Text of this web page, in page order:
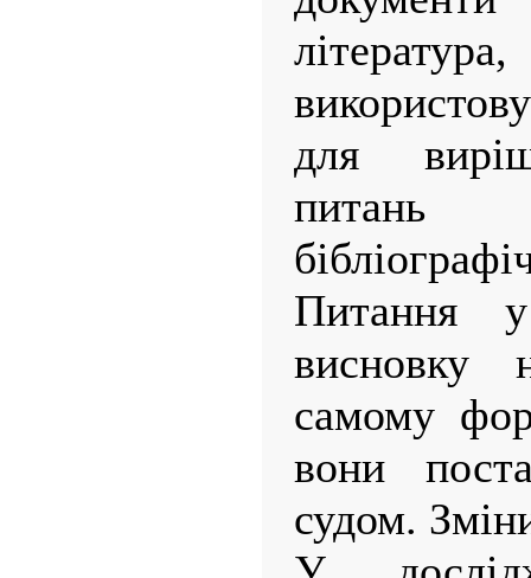
для
питань
Питання у
висновку
самому
вони
судом.